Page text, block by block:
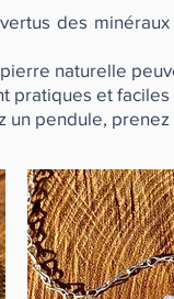
des
naturelle
pratiques et
un pendule, prenez